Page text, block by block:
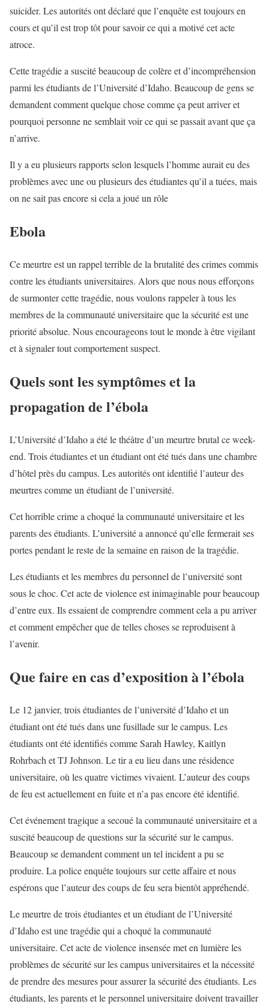
suicider. Les autorités ont déclaré que l’enquête est toujours en
cours et qu’il est trop tôt pour savoir ce qui a motivé cet acte
atroce.
Cette tragédie a suscité beaucoup de colère et d’incompréhension
parmi les étudiants de l’Université d’Idaho. Beaucoup de gens se
demandent comment quelque chose comme ça peut arriver et
pourquoi personne ne semblait voir ce qui se passait avant que ça
n’arrive.
Il y a eu plusieurs rapports selon lesquels l’homme aurait eu des
problèmes avec une ou plusieurs des étudiantes qu’il a tuées, mais
on ne sait pas encore si cela a joué un rôle
Ebola
Ce meurtre est un rappel terrible de la brutalité des crimes commis
contre les étudiants universitaires. Alors que nous nous efforçons
de surmonter cette tragédie, nous voulons rappeler à tous les
membres de la communauté universitaire que la sécurité est une
priorité absolue. Nous encourageons tout le monde à être vigilant
et à signaler tout comportement suspect.
Quels sont les symptômes et la
propagation de l’ébola
L’Université d’Idaho a été le théâtre d’un meurtre brutal ce week-
end. Trois étudiantes et un étudiant ont été tués dans une chambre
d’hôtel près du campus. Les autorités ont identifié l’auteur des
meurtres comme un étudiant de l’université.
Cet horrible crime a choqué la communauté universitaire et les
parents des étudiants. L’université a annoncé qu’elle fermerait ses
portes pendant le reste de la semaine en raison de la tragédie.
Les étudiants et les membres du personnel de l’université sont
sous le choc. Cet acte de violence est inimaginable pour beaucoup
d’entre eux. Ils essaient de comprendre comment cela a pu arriver
et comment empêcher que de telles choses se reproduisent à
l’avenir.
Que faire en cas d’exposition à l’ébola
Le 12 janvier, trois étudiantes de l’université d’Idaho et un
étudiant ont été tués dans une fusillade sur le campus. Les
étudiants ont été identifiés comme Sarah Hawley, Kaitlyn
Rohrbach et TJ Johnson. Le tir a eu lieu dans une résidence
universitaire, où les quatre victimes vivaient. L’auteur des coups
de feu est actuellement en fuite et n’a pas encore été identifié.
Cet événement tragique a secoué la communauté universitaire et a
suscité beaucoup de questions sur la sécurité sur le campus.
Beaucoup se demandent comment un tel incident a pu se
produire. La police enquête toujours sur cette affaire et nous
espérons que l’auteur des coups de feu sera bientôt appréhendé.
Le meurtre de trois étudiantes et un étudiant de l’Université
d’Idaho est une tragédie qui a choqué la communauté
universitaire. Cet acte de violence insensée met en lumière les
problèmes de sécurité sur les campus universitaires et la nécessité
de prendre des mesures pour assurer la sécurité des étudiants. Les
étudiants, les parents et le personnel universitaire doivent travailler